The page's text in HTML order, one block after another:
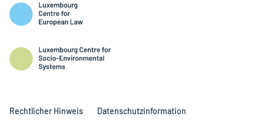
Rechtlicher Hinweis Datenschutzinformation